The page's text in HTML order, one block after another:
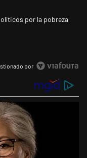
Cuerva cuestionó a los
por la pobreza
por